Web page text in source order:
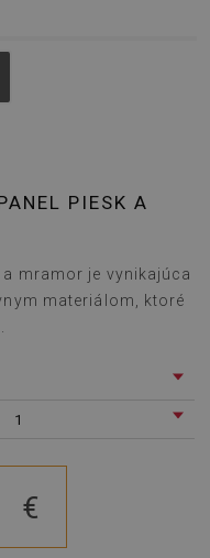
PIESK A
mramor je vynikajúca
materiálom, ktoré
1
€